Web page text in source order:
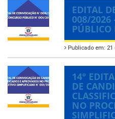
EDITAL
008/2026
Publicado em:
14°
DE
NO